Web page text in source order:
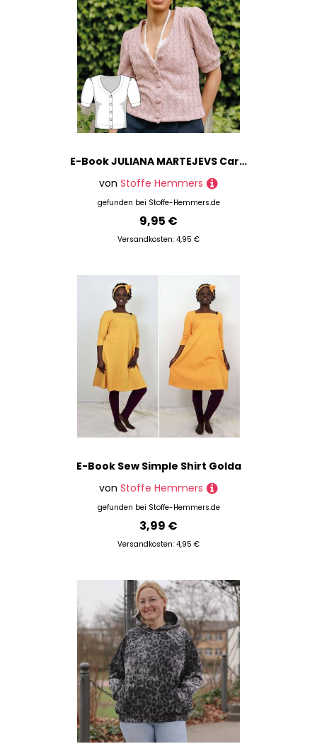
E-Book JULIANA MARTEJEVS Cardigan mit kurzen Puffärmeln
von Stoffe Hemmers
gefunden bei Stoffe-Hemmers.de
9,95 €
Versandkosten: 4,95 €
E-Book Sew Simple Shirt Golda
von Stoffe Hemmers
gefunden bei Stoffe-Hemmers.de
3,99 €
Versandkosten: 4,95 €